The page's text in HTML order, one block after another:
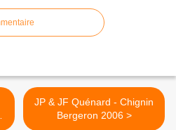
JP & JF Quénard - Chignin
Bergeron 2006 >